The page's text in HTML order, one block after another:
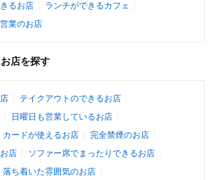
るお店
ランチができるカフェ
業のお店
店を探す
テイクアウトのできるお店
日曜日も営業しているお店
カードが使えるお店
完全禁煙のお店
店
ソファー席でまったりできるお店
落ち着いた雰囲気のお店